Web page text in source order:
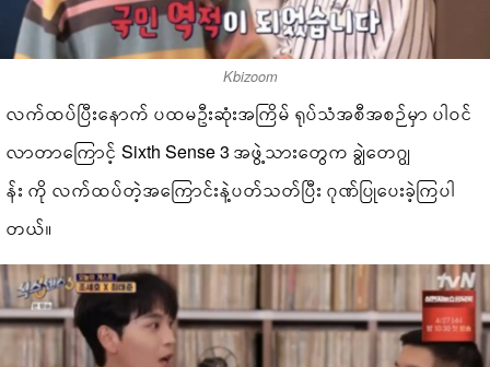
Kbizoom
လက်ထပ်ပြီးနောက် ပထမဦးဆုံးအကြိမ် ရုပ်သံအစီအစဉ်မှာ ပါဝင်
လာတာကြောင့် Sixth Sense 3 အဖွဲ့သားတွေက ချွဲတေဂျွ
န်း ကို လက်ထပ်တဲ့အကြောင်းနဲ့ပတ်သတ်ပြီး ဂုဏ်ပြုပေးခဲ့ကြပါ
တယ်။